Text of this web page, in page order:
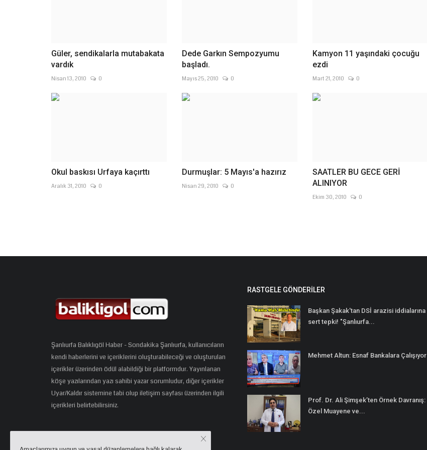
Güler, sendikalarla mutabakata
vardık
Nisan 13, 2010 0
Dede Garkın Sempozyumu
başladı.
Mayıs 25, 2010 0
Kamyon 11 yaşındaki çocuğu
ezdi
Mart 21, 2010 0
Okul baskısı Urfaya kaçırttı
Aralık 31, 2010 0
Durmuşlar: 5 Mayıs'a hazırız
Nisan 29, 2010 0
SAATLER BU GECE GERİ
ALINIYOR
Ekim 30, 2010 0
Şanlıurfa Balıklıgöl Haber - Sondakika Şanlıurfa, kullanıcıların
kendi haberlerini ve içeriklerini oluşturabileceği ve oluşturulan
içerikler üzerinden ödül alabildiği bir platformdur. Yayınlanan
köşe yazılarından yazı sahibi yazar sorumludur, diğer içerikler
Uyar/Kaldır sistemine tabi olup iletişim sayfası üzerinden ilgili
içerikleri belirtebilirsiniz.
RASTGELE GÖNDERILER
Başkan Şakak'tan DSİ arazisi iddialarına
sert tepki! "Şanlıurfa...
Mehmet Altun: Esnaf Bankalara Çalışıyor
Prof. Dr. Ali Şimşek’ten Örnek Davranış:
Özel Muayene ve...